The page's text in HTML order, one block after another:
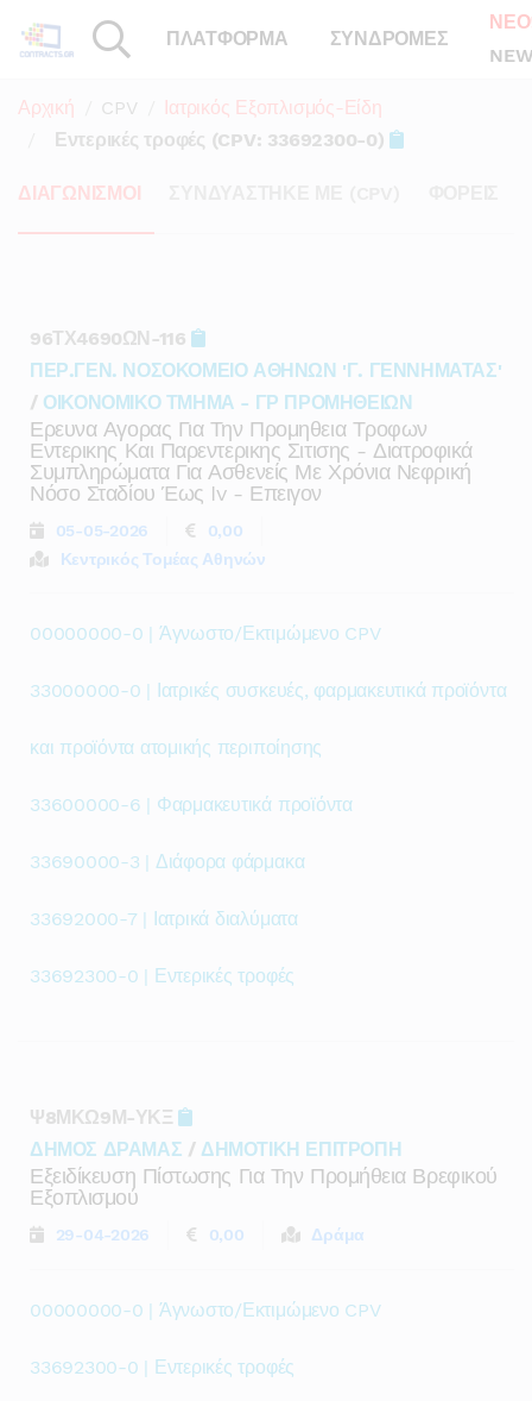
ΠΛΑΤΦΟΡΜΑ ΣΥΝΔΡΟΜΕΣ
Αρχική CPV
Ιατρικός Εξοπλισμός-Είδη
Εντερικές τροφές (CPV: 33692300-0)
ΔΙΑΓΩΝΙΣΜΟΙ
96ΤΧ4690ΩΝ-116
ΠΕΡ.ΓΕΝ. ΝΟΣΟΚΟΜΕΙΟ ΑΘΗΝΩΝ 'Γ. ΓΕΝΝΗΜΑΤΑΣ'
/ ΟΙΚΟΝΟΜΙΚΟ ΤΜΗΜΑ - ΓΡ ΠΡΟΜΗΘΕΙΩΝ
Ερευνα Αγορας Για Την Προμηθεια Τροφων
Εντερικης Και Παρεντερικης Σιτισης - Διατροφικά
Συμπληρώματα Για Ασθενείς Με Χρόνια Νεφρική
Νόσο Σταδίου Έως Iv - Επειγον
05-05-2026
0,00
Κεντρικός Τομέας Αθηνών
00000000-0 | Άγνωστο/Εκτιμώμενο CPV
33000000-0 | Ιατρικές συσκευές, φαρμακευτικά προϊόντα
και προϊόντα ατομικής περιποίησης
33600000-6 | Φαρμακευτικά προϊόντα
33690000-3 | Διάφορα φάρμακα
33692000-7 | Ιατρικά διαλύματα
33692300-0 | Εντερικές τροφές
Ψ8ΜΚΩ9Μ-ΥΚΞ
ΔΗΜΟΣ ΔΡΑΜΑΣ / ΔΗΜΟΤΙΚΗ ΕΠΙΤΡΟΠΗ
Εξειδίκευση Πίστωσης Για Την Προμήθεια Βρεφικού
Εξοπλισμού
29-04-2026 0,00 Δράμα
00000000-0 | Άγνωστο/Εκτιμώμενο CPV
33692300-0 | Εντερικές τροφές